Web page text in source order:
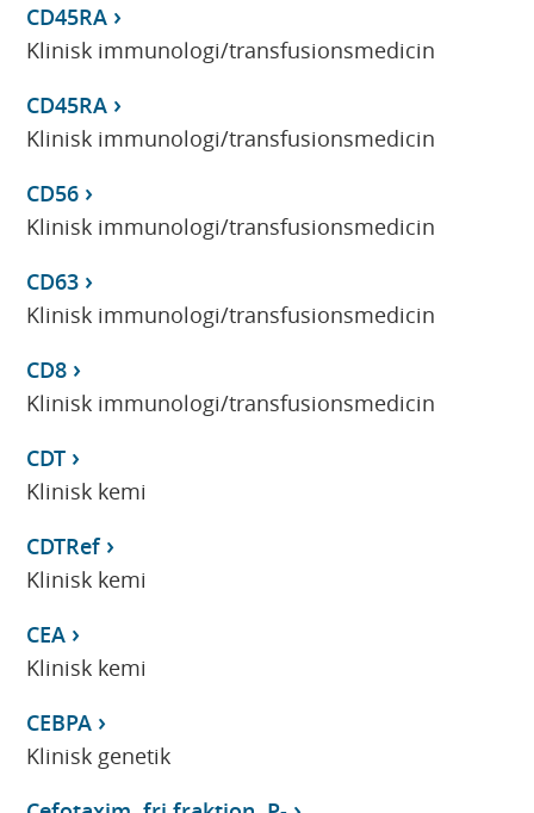
CD45RA
Klinisk immunologi/transfusionsmedicin
CD45RA
Klinisk immunologi/transfusionsmedicin
CD56
Klinisk immunologi/transfusionsmedicin
CD63
Klinisk immunologi/transfusionsmedicin
CD8
Klinisk immunologi/transfusionsmedicin
CDT
Klinisk kemi
CDTRef
Klinisk kemi
CEA
Klinisk kemi
CEBPA
Klinisk genetik